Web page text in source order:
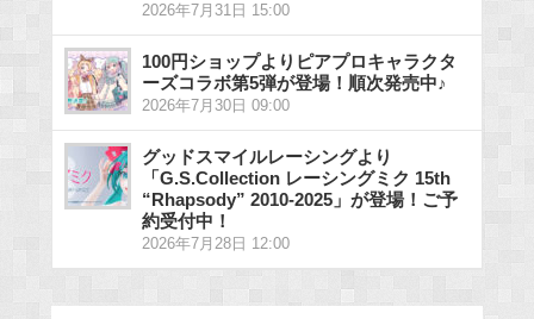
2026年7月31日 15:00
100円ショップよりピアプロキャラクタ
ーズコラボ第5弾が登場！順次発売中♪
2026年7月30日 09:00
グッドスマイルレーシングより
「G.S.Collection レーシングミク 15th
“Rhapsody” 2010-2025」が登場！ご予
約受付中！
2026年7月28日 12:00